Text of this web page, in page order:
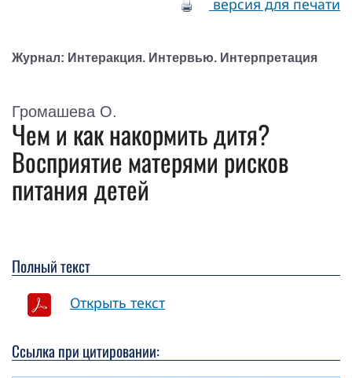
версия для печати
Журнал: Интеракция. Интервью. Интерпретация
Громашева О.
Чем и как накормить дитя?
Восприятие мате­рями рисков
питания де­тей
Полный текст
Открыть текст
Ссылка при цитировании: